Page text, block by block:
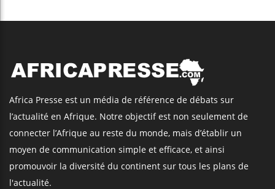
Africa Presse est un média de référence de débats sur
l’actualité en Afrique. Notre objectif est non seulement de
connecter l’Afrique au reste du monde, mais d’établir un
moyen de communication simple et efficace, et ainsi
promouvoir la diversité du continent sur tous les plans de
l'actualité.